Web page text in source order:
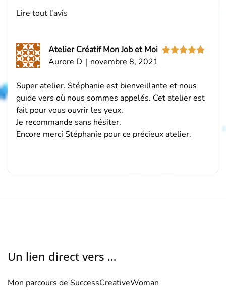
Lire tout l’avis
Atelier Créatif Mon Job et Moi
Aurore D
novembre 8, 2021
Super atelier. Stéphanie est bienveillante et nous
guide vers où nous sommes appelés. Cet atelier est
fait pour vous ouvrir les yeux.
Je recommande sans hésiter.
Encore merci Stéphanie pour ce précieux atelier.
Un lien direct vers …
Mon parcours de SuccessCreativeWoman